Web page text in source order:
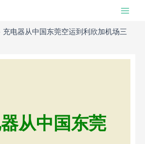
Main
充电器从中国东莞空运到利欣加机场三
从中国东莞